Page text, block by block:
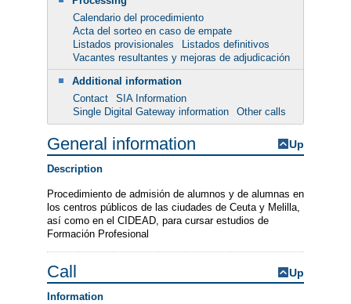
Calendario del procedimiento
Acta del sorteo en caso de empate
Listados provisionales
Listados definitivos
Vacantes resultantes y mejoras de adjudicación
Additional information
Contact
SIA Information
Single Digital Gateway information
Other calls
General information Up
Description
Procedimiento de admisión de alumnos y de alumnas en
los centros públicos de las ciudades de Ceuta y Melilla,
así como en el CIDEAD, para cursar estudios de
Formación Profesional
Call Up
Information